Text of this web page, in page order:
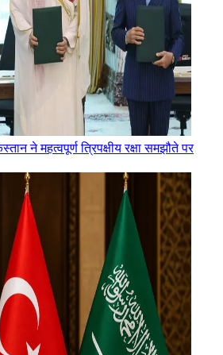
ने महत्वपूर्ण त्रिपक्षीय रक्षा समझौते पर